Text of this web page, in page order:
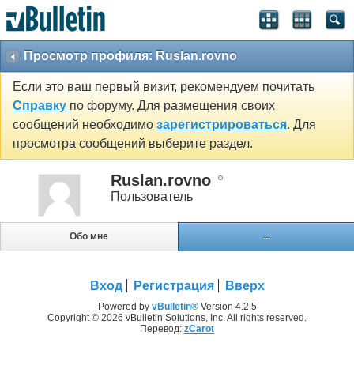
Просмотр профиля: Ruslan.rovno
Если это ваш первый визит, рекомендуем почитать
Справку по форуму. Для размещения своих
сообщений необходимо зарегистрироваться. Для
просмотра сообщений выберите раздел.
Ruslan.rovno
Пользователь
Обо мне ...
Вход Регистрация Вверх
Powered by vBulletin®Version 4.2.5
Copyright © 2026 vBulletin Solutions, Inc. All rights reserved.
Перевод: zCarot